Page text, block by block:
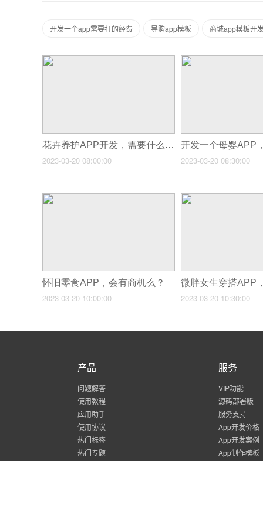
开发一个app需要打的经费 导购app模板 商城app模板开
花卉养护APP开发，需要什么功能？
2023-03-20 08:00:00 2023-03-20 08:30:00
怀旧零食APP，会有商机么？
2023-03-20 10:00:00 2023-03-20 10:30:00
产品
问题解答
使用教程
应用助手
使用协议
热门标签
热门专题
服务
VIP功能
源码部署版
服务支持
App开发价格
App开发案例
App制作模板